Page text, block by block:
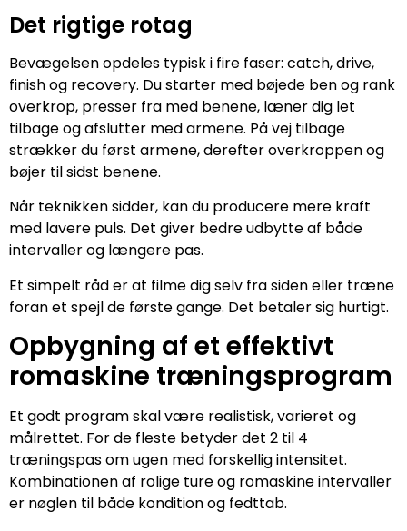
Det rigtige rotag
Bevægelsen opdeles typisk i fire faser: catch, drive,
finish og recovery. Du starter med bøjede ben og rank
overkrop, presser fra med benene, læner dig let
tilbage og afslutter med armene. På vej tilbage
strækker du først armene, derefter overkroppen og
bøjer til sidst benene.
Når teknikken sidder, kan du producere mere kraft
med lavere puls. Det giver bedre udbytte af både
intervaller og længere pas.
Et simpelt råd er at filme dig selv fra siden eller træne
foran et spejl de første gange. Det betaler sig hurtigt.
Opbygning af et effektivt
romaskine træningsprogram
Et godt program skal være realistisk, varieret og
målrettet. For de fleste betyder det 2 til 4
træningspas om ugen med forskellig intensitet.
Kombinationen af rolige ture og romaskine intervaller
er nøglen til både kondition og fedttab.